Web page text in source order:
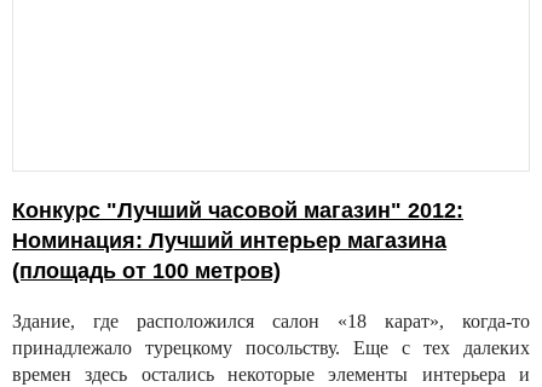
Конкурс "Лучший часовой магазин" 2012:
Номинация: Лучший интерьер магазина
(площадь от 100 метров)
Здание, где расположился салон «18 карат», когда-то
принадлежало турецкому посольству. Еще с тех далеких
времен здесь остались некоторые элементы интерьера и